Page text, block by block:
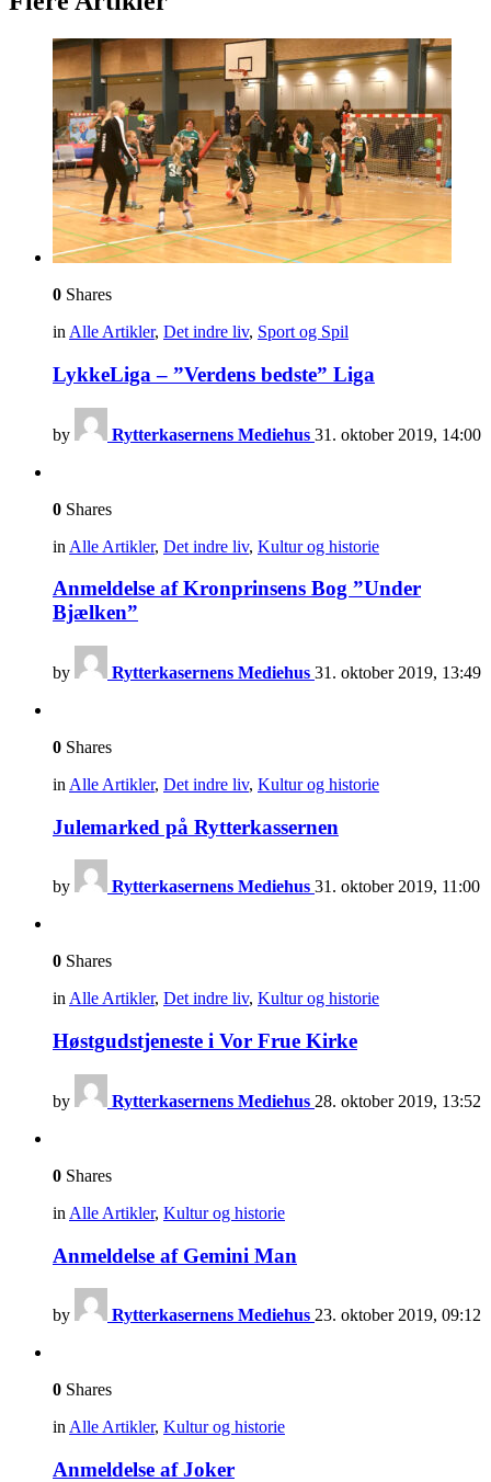
0 Shares
in Alle Artikler, Det indre liv, Sport og Spil
LykkeLiga – ”Verdens bedste” Liga
by Rytterkasernens Mediehus 31. oktober 2019, 14:00
0 Shares
in Alle Artikler, Det indre liv, Kultur og historie
Anmeldelse af Kronprinsens Bog ”Under
Bjælken”
by Rytterkasernens Mediehus 31. oktober 2019, 13:49
0 Shares
in Alle Artikler, Det indre liv, Kultur og historie
Julemarked på Rytterkassernen
by Rytterkasernens Mediehus 31. oktober 2019, 11:00
0 Shares
inAlle Artikler, Det indre liv, Kultur og historie
Høstgudstjeneste i Vor Frue Kirke
by Rytterkasernens Mediehus 28. oktober 2019, 13:52
0 Shares
in Alle Artikler, Kultur og historie
Anmeldelse af Gemini Man
by Rytterkasernens Mediehus 23. oktober 2019, 09:12
0 Shares
in Alle Artikler, Kultur og historie
Anmeldelse af Joker